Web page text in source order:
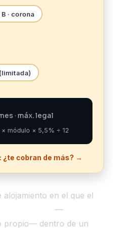
· corona
· máx. legal
× módulo × 5,5% ÷ 12
cobran de más? →
alojamiento en el que el
—
propio— dentro de un